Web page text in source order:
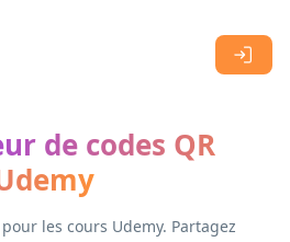
de codes QR
les cours Udemy. Partagez